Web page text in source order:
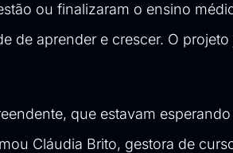
ou finalizaram o ensino
de aprender e crescer. O
que estavam
Cláudia Brito, gestora de